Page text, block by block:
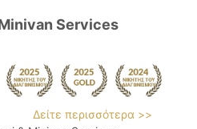
Services
Δείτε περισσότερα >>